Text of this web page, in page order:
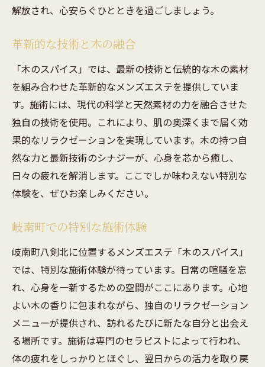
体験
心地よい空間での施術の利点
木の香りがストレスを和らげる理由
温かみのある空間デザインの工夫
自然素材が心に与える影響
メンズエステで得られる癒しの瞬間
ストレスから解放される岐南町のメンズエステ
の秘密
心と体を解き放つ施術の力
ストレスフリーな環境の提供
日々の疲れを癒すための秘訣
ストレス軽減に効果的な施術内容
木のスパイスで味わう心地よいリラクゼーショ
ン
リラクゼーションを極めるメンズエステの
アプローチ
解放され、心安らぐひとときを過ごしましょう。
革新的な技術と木の融合
「木のスパイス」では、最新の技術と伝統的な木の素材
を組み合わせた革新的なメンズエステを提供していま
す。施術には、現代の科学と天然素材の力を融合させた
独自の技術を使用。これにより、肌の奥深くまで届く効
果的なリラクゼーションを実現しています。木の持つ自
然な力と最新技術のシナジーが、心身を芯から癒し、
日々の疲れを解消します。ここでしか味わえない特別な
体験を、ぜひお楽しみください。
岐南町での特別な施術体験
岐南町八剣北に位置するメンズエステ「木のスパイス」
では、特別な施術体験が待っています。日常の喧騒を忘
れ、心身を一新するための空間がここにあります。心地
よい木の香りに包まれながら、独自のリラクゼーション
メニューが提供され、訪れるたびに新たな自分と出会え
る場所です。施術は専門のセラピストによって行われ、
体の疲れをしっかりとほぐし、翌日からの活力を取り戻